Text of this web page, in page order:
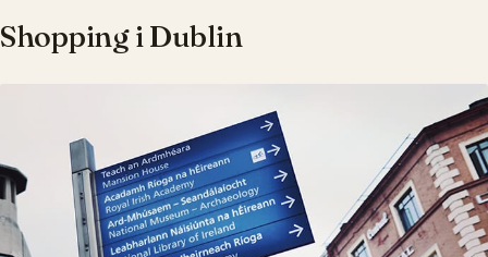
Shopping i Dublin